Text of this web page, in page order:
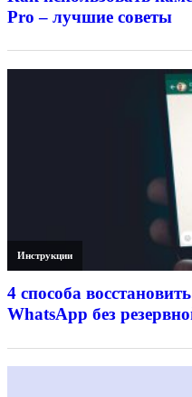
Pro – лучшие советы
Инструкции
4 способа
WhatsApp без